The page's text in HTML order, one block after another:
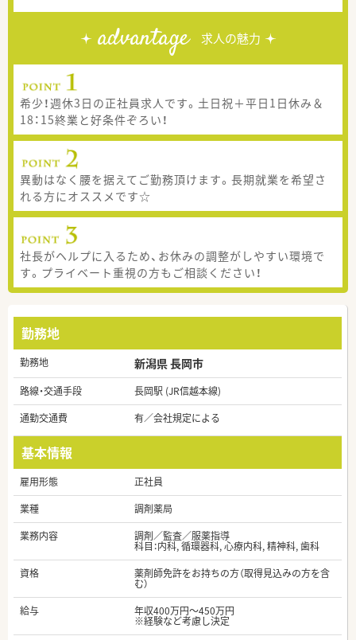
advantage 求人の魅力
希少！週休3日の正社員求人です。土日祝＋平日1日休み＆
18：15終業と好条件ぞろい！
異動はなく腰を据えてご勤務頂けます。長期就業を希望さ
れる方にオススメです☆
社長がヘルプに入るため、お休みの調整がしやすい環境で
す。プライベート重視の方もご相談ください！
勤務地
勤務地 新潟県 長岡市
路線・交通手段
長岡駅 (JR信越本線)
通勤交通費
有／会社規定による
基本情報
雇用形態
正社員
業種
調剤薬局
業務内容
調剤／監査／服薬指導
科目：内科, 循環器科, 心療内科, 精神科, 歯科
資格
薬剤師免許をお持ちの方（取得見込みの方を含
む）
給与
年収400万円～450万円
※経験など考慮し決定